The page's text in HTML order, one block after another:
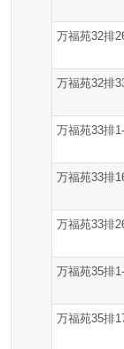
万福苑32排
万福苑32排
万福苑33排
万福苑33排
万福苑33排
万福苑35排
万福苑35排